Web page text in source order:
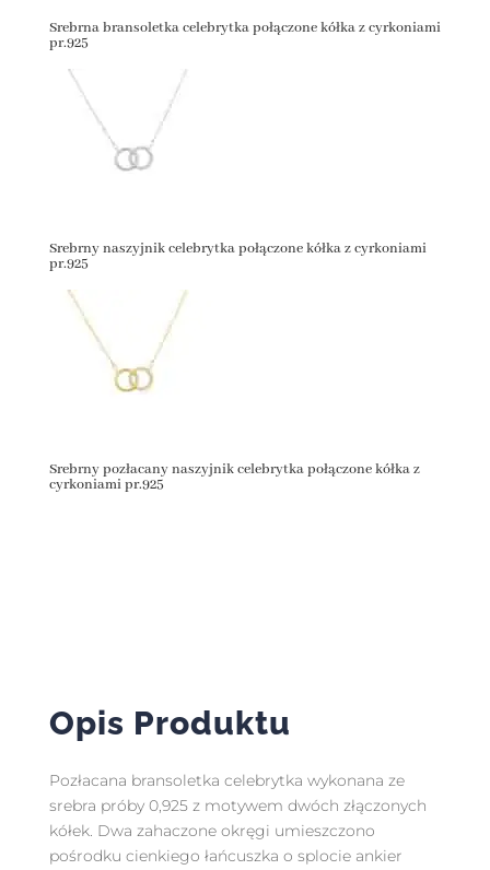
Srebrna bransoletka celebrytka połączone kółka z cyrkoniami
pr.925
Srebrny naszyjnik celebrytka połączone kółka z cyrkoniami
pr.925
Srebrny pozłacany naszyjnik celebrytka połączone kółka z
cyrkoniami pr.925
Opis Produktu
Pozłacana bransoletka celebrytka wykonana ze
srebra próby 0,925 z motywem dwóch złączonych
kółek. Dwa zahaczone okręgi umieszczono
pośrodku cienkiego łańcuszka o splocie ankier